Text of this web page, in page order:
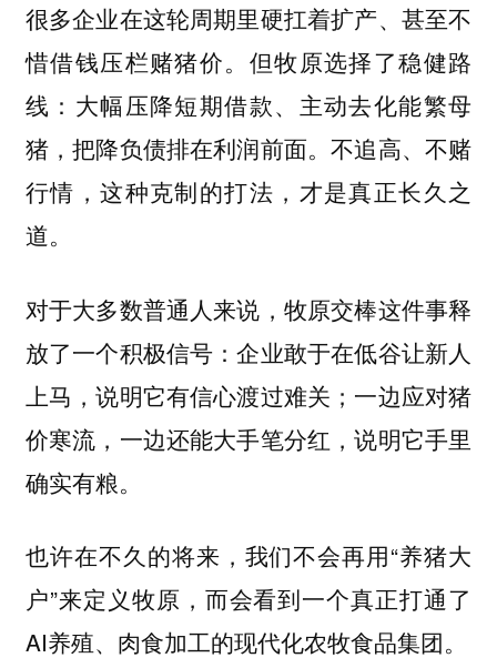
很多企业在这轮周期里硬扛着扩产、甚至不
惜借钱压栏赌猪价。但牧原选择了稳健路
线：大幅压降短期借款、主动去化能繁母
猪，把降负债排在利润前面。不追高、不赌
行情，这种克制的打法，才是真正长久之
道。
对于大多数普通人来说，牧原交棒这件事释
放了一个积极信号：企业敢于在低谷让新人
上马，说明它有信心渡过难关；一边应对猪
价寒流，一边还能大手笔分红，说明它手里
确实有粮。
也许在不久的将来，我们不会再用“养猪大
户”来定义牧原，而会看到一个真正打通了
AI养殖、肉食加工的现代化农牧食品集团。